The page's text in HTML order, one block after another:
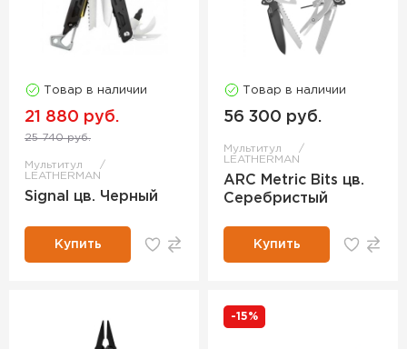
Товар в наличии
21 880 руб.
25 740 руб.
Мультитул
LEATHERMAN
Signal цв. Черный
Купить
Товар в наличии
56 300 руб.
Мультитул
LEATHERMAN
ARC Metric Bits цв.
Серебристый
Купить
-15%